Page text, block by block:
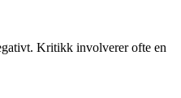
Kritikk involverer ofte en